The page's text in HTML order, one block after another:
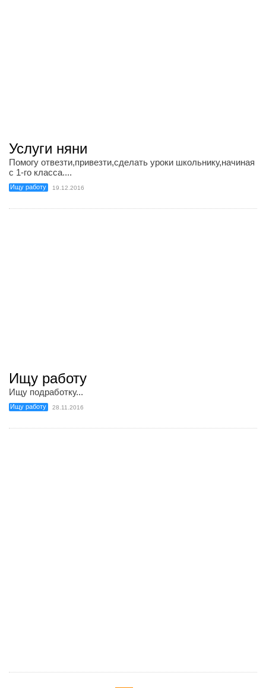
Услуги няни
Помогу отвезти,привезти,сделать уроки школьнику,начиная
с 1-го класса....
Ищу работу 19.12.2016
Ищу работу
Ищу подработку...
Ищу работу 28.11.2016